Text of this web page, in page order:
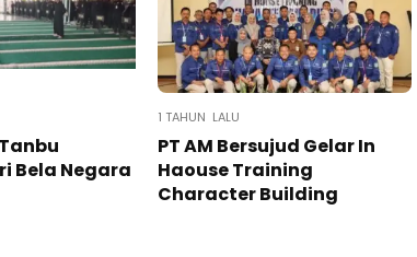
Bela Negara
1 TAHUN LALU
PT AM Bersujud Gelar In
Haouse Training
Character Building